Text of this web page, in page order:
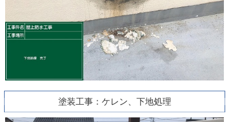
塗装工事：ケレン、下地処理